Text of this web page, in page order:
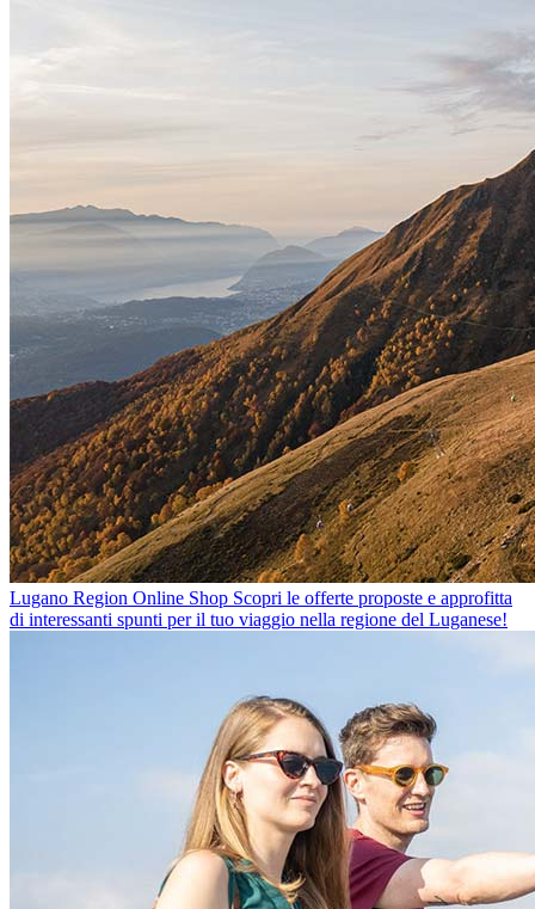
Lugano Region Online Shop Scopri le offerte proposte e approfitta
di interessanti spunti per il tuo viaggio nella regione del Luganese!